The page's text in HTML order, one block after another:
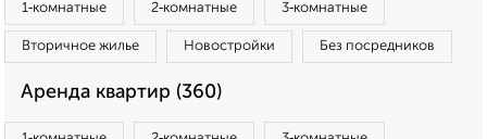
1‑комнатные 2‑комнатные 3‑комнатные
Вторичное жилье Новостройки Без посредников
Аренда квартир (360)